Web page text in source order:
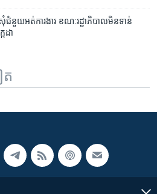
ជំនួយ​អត់ការងារ ខណៈ​រដ្ឋាភិបាល​មិន​ទាន់​
ដា
ត